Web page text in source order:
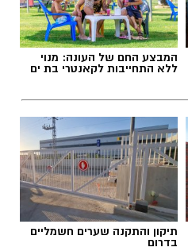
המבצע החם של העונה: מנוי
ללא התחייבות לקאנטרי בת ים
תיקון והתקנה שערים חשמליים
בדרום